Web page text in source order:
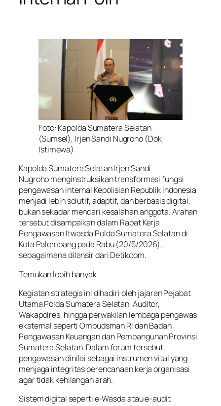
Foto: Kapolda Sumatera Selatan
(Sumsel), Irjen Sandi Nugroho (Dok
Istimewa)
Kapolda Sumatera Selatan Irjen Sandi
Nugroho menginstruksikan transformasi fungsi
pengawasan internal Kepolisian Republik Indonesia
menjadi lebih solutif, adaptif, dan berbasis digital,
bukan sekadar mencari kesalahan anggota. Arahan
tersebut disampaikan dalam Rapat Kerja
Pengawasan Itwasda Polda Sumatera Selatan di
Kota Palembang pada Rabu (20/5/2026),
sebagaimana dilansir dari Detikcom.
Temukan lebih banyak
Kegiatan strategis ini dihadiri oleh jajaran Pejabat
Utama Polda Sumatera Selatan, Auditor,
Wakapolres, hingga perwakilan lembaga pengawas
eksternal seperti Ombudsman RI dan Badan
Pengawasan Keuangan dan Pembangunan Provinsi
Sumatera Selatan. Dalam forum tersebut,
pengawasan dinilai sebagai instrumen vital yang
menjaga integritas perencanaan kerja organisasi
agar tidak kehilangan arah.
Sistem digital seperti e-Wasda atau e-audit